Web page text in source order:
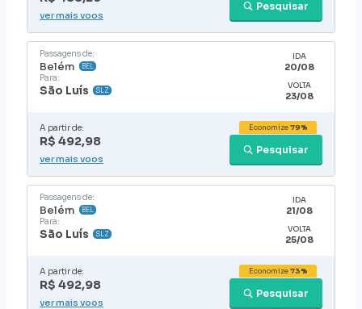
Pesquisar
ver mais voos
Passagens de:
Belém BEL
Para:
São Luís SLZ
IDA
20/08
VOLTA
23/08
A partir de:
R$ 492,98
Pesquisar
Economize79%
ver mais voos
Passagens de:
Belém BEL
Para:
São Luís SLZ
IDA
21/08
VOLTA
25/08
A partir de:
R$ 492,98
Pesquisar
Economize73%
ver mais voos